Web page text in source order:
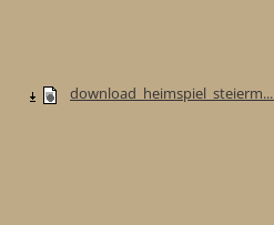
download_heimspiel_steierm...